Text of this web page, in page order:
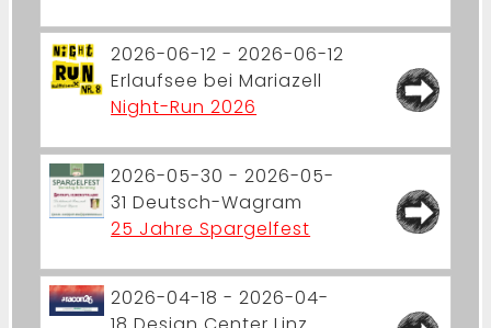
2026-06-12 - 2026-06-12
Erlaufsee bei Mariazell
Night-Run 2026
2026-05-30 - 2026-05-
31 Deutsch-Wagram
25 Jahre Spargelfest
2026-04-18 - 2026-04-